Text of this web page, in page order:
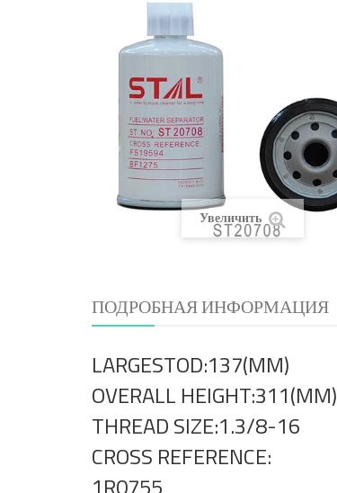
Увеличить
ПОДРОБНАЯ ИНФОРМАЦИЯ
LARGESTOD:137(MM)
OVERALL HEIGHT:311(MM)
THREAD SIZE:1.3/8-16
CROSS REFERENCE:
1R0755